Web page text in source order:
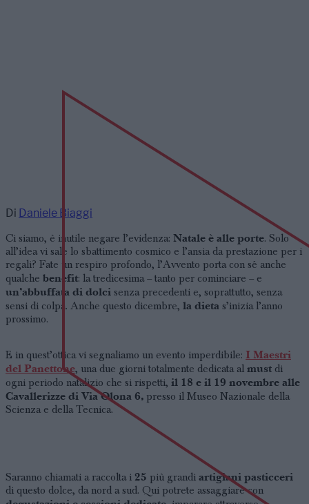
Di Daniele Biaggi
Ci siamo, è inutile negare l’evidenza: Natale è alle porte. Solo
all’idea vi sale lo sbattimento cosmico e l’ansia da prestazione per i
regali? Fate un respiro profondo, l’Avvento porta con sé anche
qualche benefit: la tredicesima – tanto per cominciare – e
un’abbuffata di dolci senza precedenti e, soprattutto, senza
sensi di colpa. Anche questo dicembre, la dieta s’inizia l’anno
prossimo.
E in quest’ottica vi segnaliamo un evento imperdibile: I Maestri
del Panettone, una due giorni totalmente dedicata al must di
ogni periodo natalizio che si rispetti, il 18 e il 19 novembre alle
Cavallerizze di Via Olona 6, presso il Museo Nazionale della
Scienza e della Tecnica.
Saranno chiamati a raccolta i 25 più grandi artigiani pasticceri
di questo dolce, da nord a sud. Qui potrete assaggiare con